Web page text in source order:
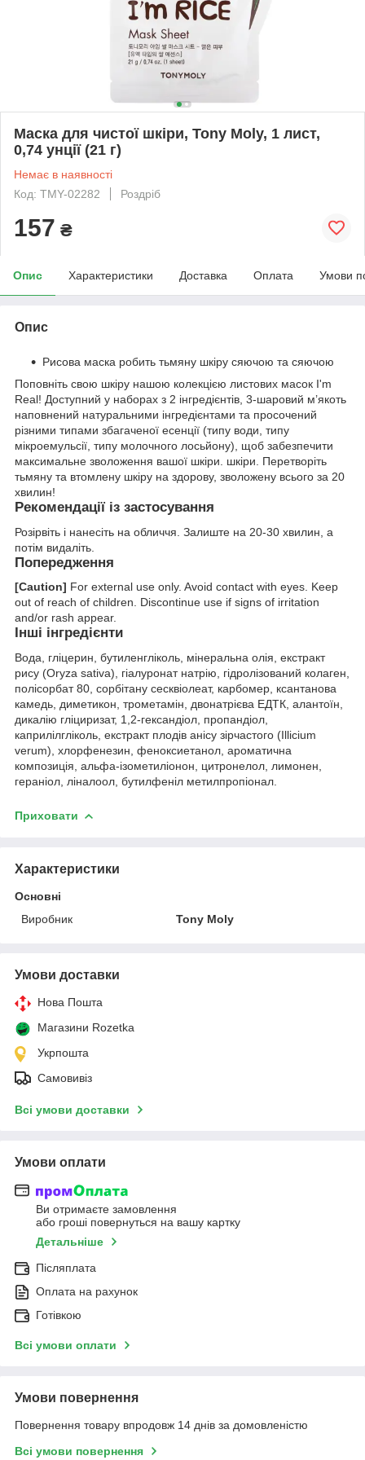
Маска для чистої шкіри, Tony Moly, 1 лист,
0,74 унції (21 г)
Немає в наявності
Код: TMY-02282
Роздріб
157 ₴
Опис Характеристики Доставка Оплата Умови
Опис
Рисова маска робить тьмяну шкіру сяючою та сяючою
Поповніть свою шкіру нашою колекцією листових масок I'm
Real! Доступний у наборах з 2 інгредієнтів, 3-шаровий м’якоть
наповнений натуральними інгредієнтами та просочений
різними типами збагаченої есенції (типу води, типу
мікроемульсії, типу молочного лосьйону), щоб забезпечити
максимальне зволоження вашої шкіри. шкіри. Перетворіть
тьмяну та втомлену шкіру на здорову, зволожену всього за 20
хвилин!
Рекомендації із застосування
Розірвіть і нанесіть на обличчя. Залиште на 20-30 хвилин, а
потім видаліть.
Попередження
[Caution] For external use only. Avoid contact with eyes. Keep
out of reach of children. Discontinue use if signs of irritation
and/or rash appear.
Інші інгредієнти
Вода, гліцерин, бутиленгліколь, мінеральна олія, екстракт
рису (Oryza sativa), гіалуронат натрію, гідролізований колаген,
полісорбат 80, сорбітану сесквіолеат, карбомер, ксантанова
камедь, диметикон, трометамін, двонатрієва ЕДТК, алантоїн,
дикалію гліциризат, 1,2-гександіол, пропандіол,
каприлілгліколь, екстракт плодів анісу зірчастого (Illicium
verum), хлорфенезин, феноксиетанол, ароматична
композиція, альфа-ізометиліонон, цитронелол, лимонен,
гераніол, ліналоол, бутилфеніл метилпропіонал.
Приховати
Характеристики
Основні
Виробник
Tony Moly
Умови доставки
Нова Пошта
Магазини Rozetka
Укрпошта
Самовивіз
Всі умови доставки
Умови оплати
Ви отримаєте замовлення
або гроші повернуться на вашу картку
Детальніше
Післяплата
Оплата на рахунок
Готівкою
Всі умови оплати
Умови повернення
Повернення товару впродовж 14 днів за домовленістю
Всі умови повернення